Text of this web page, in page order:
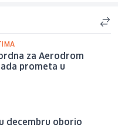
za Aerodrom
prometa u
decembru oborio